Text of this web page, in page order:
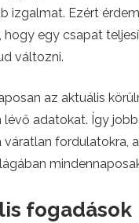
izgalmat. Ezért
hogy egy csapat
változni.
az aktuális
lévő adatokat. Így
váratlan fordulatokra,
fogadások